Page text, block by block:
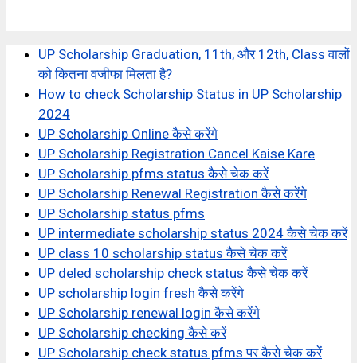
UP Scholarship Graduation, 11th, और 12th, Class वालों
को कितना वजीफा मिलता है?
How to check Scholarship Status in UP Scholarship
2024
UP Scholarship Online कैसे करेंगे
UP Scholarship Registration Cancel Kaise Kare
UP Scholarship pfms status कैसे चेक करें
UP Scholarship Renewal Registration कैसे करेंगे
UP Scholarship status pfms
UP intermediate scholarship status 2024 कैसे चेक करें
UP class 10 scholarship status कैसे चेक करें
UP deled scholarship check status कैसे चेक करें
UP scholarship login fresh कैसे करेंगे
UP Scholarship renewal login कैसे करेंगे
UP Scholarship checking कैसे करें
UP Scholarship check status pfms पर कैसे चेक करें